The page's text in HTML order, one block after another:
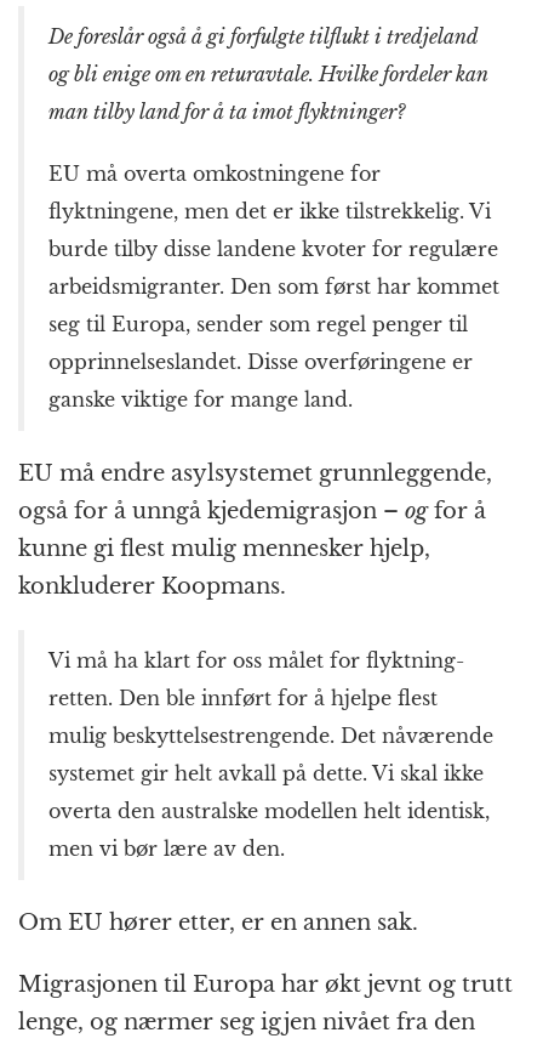
De foreslår også å gi forfulgte tilflukt i tredjeland
og bli enige om en retur­avtale. Hvilke fordeler kan
man tilby land for å ta imot flyktninger?
EU må overta omkostningene for
flyktningene, men det er ikke tilstrekkelig. Vi
burde tilby disse landene kvoter for regulære
arbeids­migranter. Den som først har kommet
seg til Europa, sender som regel penger til
opprinnelses­landet. Disse over­føringene er
ganske viktige for mange land.
EU må endre asylsystemet grunn­leggende,
også for å unngå kjede­migrasjon – ogfor å
kunne gi flest mulig mennesker hjelp,
konkluderer Koopmans.
Vi må ha klart for oss målet for flyktning­
retten. Den ble innført for å hjelpe flest
mulig beskyttelses­trengende. Det nåværende
systemet gir helt avkall på dette. Vi skal ikke
overta den australske modellen helt identisk,
men vi bør lære av den.
Om EU hører etter, er en annen sak.
Migrasjonen til Europa har økt jevnt og trutt
lenge, og nærmer seg igjen nivået fra den